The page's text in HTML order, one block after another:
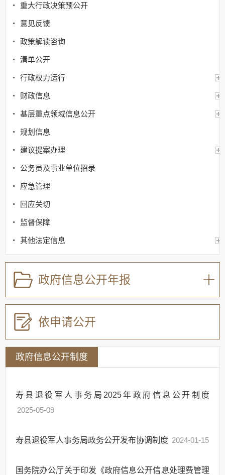
重大行政决策预公开
意见反馈
政策解读咨询
清单公开
行政权力运行
财政信息
基层重点领域信息公开
规划信息
建议提案办理
公务员及事业单位招录
应急管理
回应关切
监督保障
其他法定信息
政府信息公开年报
依申请公开
政府信息公开制度
寿县退役军人事务局2025年政府信息公开制度
2025-05-09
寿县退役军人事务局政务公开发布协调制度 2024-01-15
国务院办公厅关于印发《政府信息公开信息处理费管理